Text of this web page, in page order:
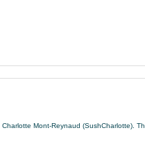
Mont-Reynaud (SushCharlotte).